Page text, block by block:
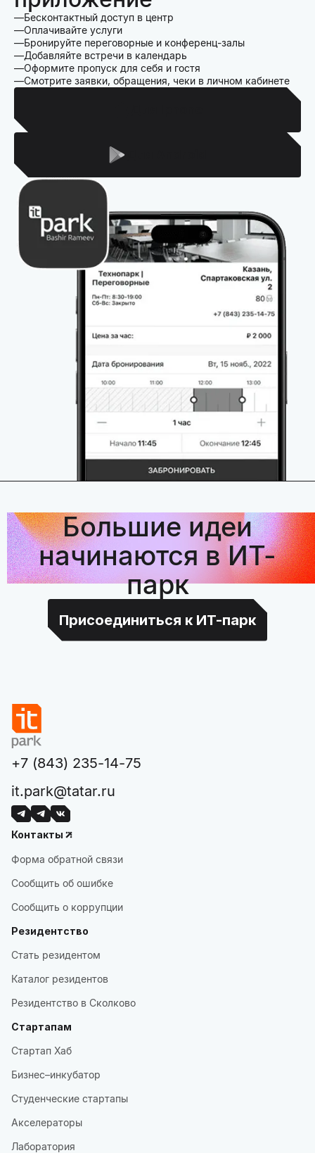
Бесконтактный доступ в центр
Оплачивайте услуги
Бронируйте переговорные и конференц-залы
Добавляйте встречи в календарь
Оформите пропуск для себя и гостя
Смотрите заявки, обращения, чеки в личном кабинете
Большие идеи
начинаются в ИТ-
парк
Присоединиться к ИТ-парк
+7 (843) 235-14-75
it.park@tatar.ru
Контакты
Форма обратной связи
Сообщить об ошибке
Сообщить о коррупции
Резидентство
Стать резидентом
Каталог резидентов
Резидентство в Сколково
Стартапам
Стартап Хаб
Бизнес–инкубатор
Студенческие стартапы
Акселераторы
Лаборатория